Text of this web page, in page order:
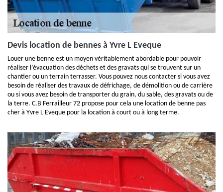
Devis location de bennes à Yvre L Eveque
Louer une benne est un moyen véritablement abordable pour pouvoir
réaliser l’évacuation des déchets et des gravats qui se trouvent sur un
chantier ou un terrain terrasser. Vous pouvez nous contacter si vous avez
besoin de réaliser des travaux de défrichage, de démolition ou de carrière
ou si vous avez besoin de transporter du grain, du sable, des gravats ou de
la terre. C.B Ferrailleur 72 propose pour cela une location de benne pas
cher à Yvre L Eveque pour la location à court ou à long terme.